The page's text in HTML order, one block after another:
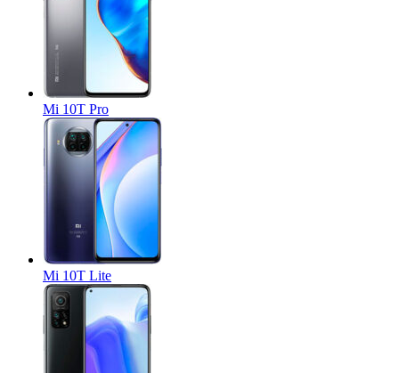
Mi 10T Pro
Mi 10T Lite